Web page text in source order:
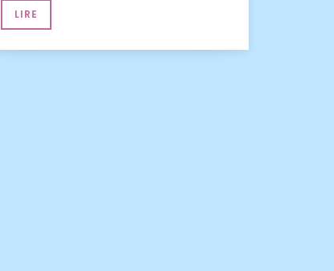
LIRE